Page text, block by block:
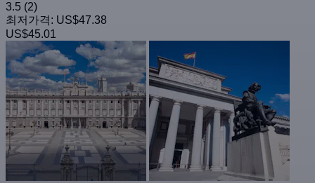
3.5 (2)
최저가격: US$47.38
US$45.01